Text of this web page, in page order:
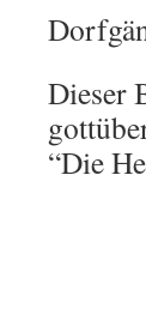
Dieser
“Die